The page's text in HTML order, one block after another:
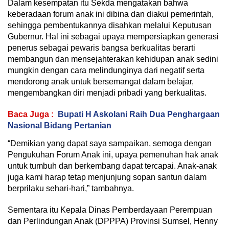
Dalam kesempatan itu Sekda mengatakan bahwa
keberadaan forum anak ini dibina dan diakui pemerintah,
sehingga pembentukannya disahkan melalui Keputusan
Gubernur. Hal ini sebagai upaya mempersiapkan generasi
penerus sebagai pewaris bangsa berkualitas berarti
membangun dan mensejahterakan kehidupan anak sedini
mungkin dengan cara melindunginya dari negatif serta
mendorong anak untuk bersemangat dalam belajar,
mengembangkan diri menjadi pribadi yang berkualitas.
Baca Juga :
Bupati H Askolani Raih Dua Penghargaan
Nasional Bidang Pertanian
“Demikian yang dapat saya sampaikan, semoga dengan
Pengukuhan Forum Anak ini, upaya pemenuhan hak anak
untuk tumbuh dan berkembang dapat tercapai. Anak-anak
juga kami harap tetap menjunjung sopan santun dalam
berprilaku sehari-hari,” tambahnya.
Sementara itu Kepala Dinas Pemberdayaan Perempuan
dan Perlindungan Anak (DPPPA) Provinsi Sumsel, Henny